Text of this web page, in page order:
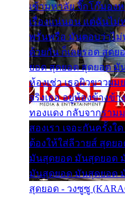
เข้ามหาลัย จิ๊กโก๊มอง
เรื่องแน่นอน แต่ฉันไม่
พรั่นพรือ มันตอบว่าไม่
ด้วยกัน ก็เลยรอด สุด
ยอด สุดยอด สุดยอด มั
ห้องเช่า เธอผิวขาวผ
จริงเธอ อยู่ห้องข้างข้า
ทองแดง กลับจากราม
สองเรา เจอะกันครั้งใ
ต้องให้ใส่ลีวายส์ สุดย
มันสุดยอด มันสุดยอด
มันสุดยอด มันสุดยอด
สุดยอด - วงซูซู